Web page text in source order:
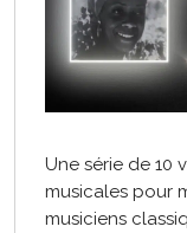
Une série de 10
musicales pour
musiciens